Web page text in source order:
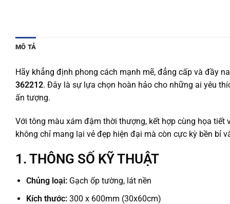
MÔ TẢ
Hãy khẳng định phong cách mạnh mẽ, đẳng cấp và đầy
362212. Đây là sự lựa chọn hoàn hảo cho những ai yêu
ấn tượng.
Với tông màu xám đậm thời thượng, kết hợp cùng họa
không chỉ mang lại vẻ đẹp hiện đại mà còn cực kỳ bền bỉ
1. THÔNG SỐ KỸ THUẬT
Chủng loại:Gạch ốp tường, lát nền
Kích thước:300 x 600mm (30x60cm)